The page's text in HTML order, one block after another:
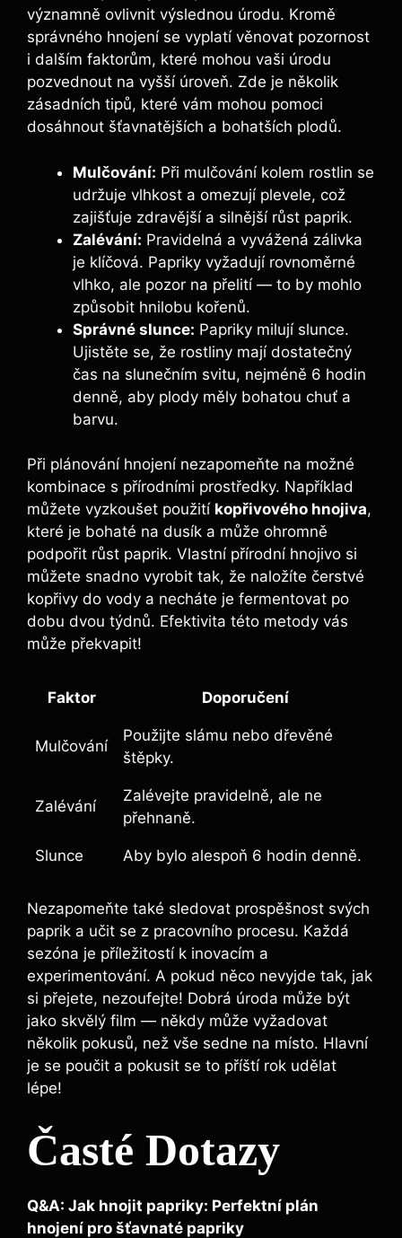
významně ovlivnit⁤ výslednou úrodu. Kromě
správného hnojení ‍se vyplatí věnovat pozornost
i⁤ dalším faktorům,⁢ které ​mohou vaši úrodu
pozvednout na vyšší úroveň.​ Zde je několik
zásadních tipů, ⁣které​ vám mohou⁣ pomoci
dosáhnout ‍šťavnatějších a bohatších​ plodů.
Mulčování: Při mulčování kolem rostlin se
udržuje​ vlhkost a omezují plevele, což
zajišťuje zdravější a silnější ⁢růst paprik.
Zalévání: Pravidelná a vyvážená ⁢zálivka
je klíčová. ⁤Papriky vyžadují rovnoměrné
vlhko, ale pozor na přelití — to by mohlo​
způsobit hnilobu kořenů.
Správné slunce: Papriky milují slunce.
Ujistěte se, že rostliny mají dostatečný⁣
čas ⁢na slunečním ⁢svitu, nejméně 6 hodin
denně, aby plody ⁢měly‍ bohatou chuť a ​
barvu.
Při plánování hnojení nezapomeňte na možné
kombinace ‍s přírodními prostředky. Například‍
můžete vyzkoušet použití kopřivového hnojiva,
které je ‍bohaté na⁤ dusík​ a může ‍ohromně
podpořit⁣ růst paprik. Vlastní⁢ přírodní hnojivo si‌
můžete ​snadno‌ vyrobit tak,‍ že naložíte čerstvé
kopřivy do vody a necháte je ‌fermentovat po
dobu ⁢dvou týdnů. Efektivita této metody⁤ vás
může překvapit!
Faktor Doporučení
Mulčování
Použijte slámu nebo dřevěné
štěpky.
Zalévání
Zalévejte ‍pravidelně, ale ne
přehnaně.
Slunce Aby bylo alespoň 6 ‍hodin​ denně.
Nezapomeňte také⁤ sledovat ‌prospěšnost svých
paprik a učit ‌se z pracovního procesu. Každá
sezóna je‍ příležitostí k ‍inovacím ‌a
experimentování. A pokud něco⁤ nevyjde tak, jak
si přejete, ‍nezoufejte! Dobrá úroda může být
jako skvělý ⁣film — někdy může vyžadovat
několik‌ pokusů, než ⁢vše sedne na místo. Hlavní
je se poučit a pokusit se to příští ⁢rok udělat
‍lépe!
Časté Dotazy
Q&A: ‌Jak⁢ hnojit⁤ papriky: Perfektní plán
⁣hnojení pro šťavnaté⁢ papriky